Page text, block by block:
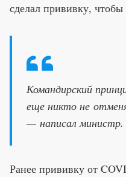
сделал прививку, чтобы
Командирский
еще никто не
— написал министр.
Ранее прививку от